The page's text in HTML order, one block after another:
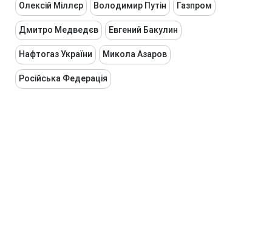
Олексій Міллєр Володимир Путін Газпром
Дмитро Медведєв Евгений Бакулин
Нафтогаз України Микола Азаров
Російська Федерація